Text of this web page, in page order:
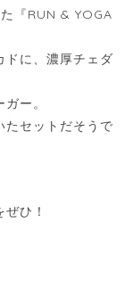
『RUN & YOGA
ドに、濃厚チェダ
ー。
たセットだそうで
ひ！